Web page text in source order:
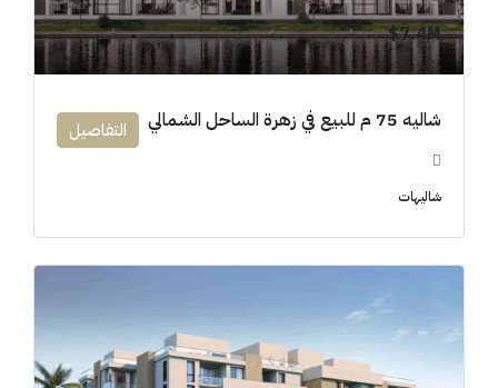
7.4M$
شاليه 75 م للبيع في زهرة الساحل الشمالي
شاليهات
التفاصيل